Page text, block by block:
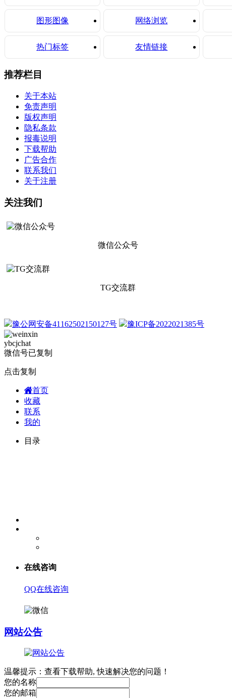
图形图像 网络浏览
热门标签 友情链接
推荐栏目
关于本站
免责声明
版权声明
隐私条款
报毒说明
下载帮助
广告合作
联系我们
关于注册
关注我们
微信公众号
TG交流群
豫公网安备41162502150127号 豫ICP备2022021385号
ybcjchat
微信号已复制
点击复制
首页
收藏
联系
我的
目录
在线咨询
QQ在线咨询
网站公告
温馨提示：查看下载帮助, 快速解决您的问题！
您的名称
您的邮箱